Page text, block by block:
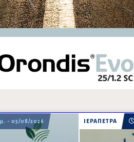
- 05/08/2026 ΙΕΡΑΠΕΤΡΑ